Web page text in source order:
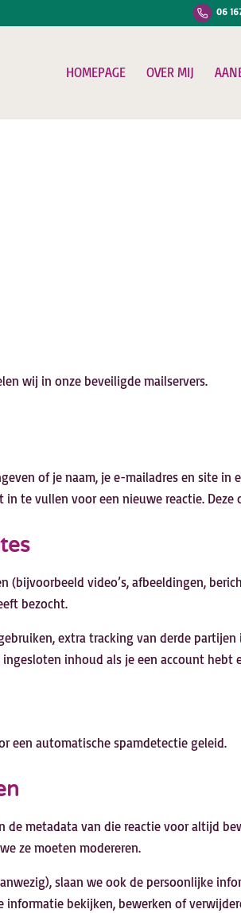
06
HOMEPAGE OVER MIJ
wij in onze beveiligde mailservers.
of je naam, je e-mailadres en site
te vullen voor een nieuwe reactie. Deze
video’s, afbeeldingen,
bezocht.
extra tracking van derde
inhoud als je een account hebt
een automatische spamdetectie geleid.
metadata van die reactie voor altijd
ze moeten modereren.
slaan we ook de persoonlijke
bekijken, bewerken of